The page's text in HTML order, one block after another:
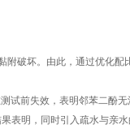
附破坏。由此，通过优化配
试前失效，表明邻苯二酚无
表明，同时引入疏水与亲